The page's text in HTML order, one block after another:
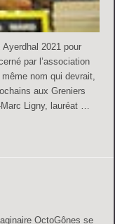
2021 pour
par l’association
nom qui devrait,
aux Greniers
Ligny, lauréat …
OctoGônes se